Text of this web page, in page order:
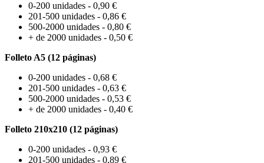
0-200 unidades - 0,90 €
201-500 unidades - 0,86 €
500-2000 unidades - 0,80 €
+ de 2000 unidades - 0,50 €
Folleto A5 (12 páginas)
0-200 unidades - 0,68 €
201-500 unidades - 0,63 €
500-2000 unidades - 0,53 €
+ de 2000 unidades - 0,40 €
Folleto 210x210 (12 páginas)
0-200 unidades - 0,93 €
201-500 unidades - 0,89 €